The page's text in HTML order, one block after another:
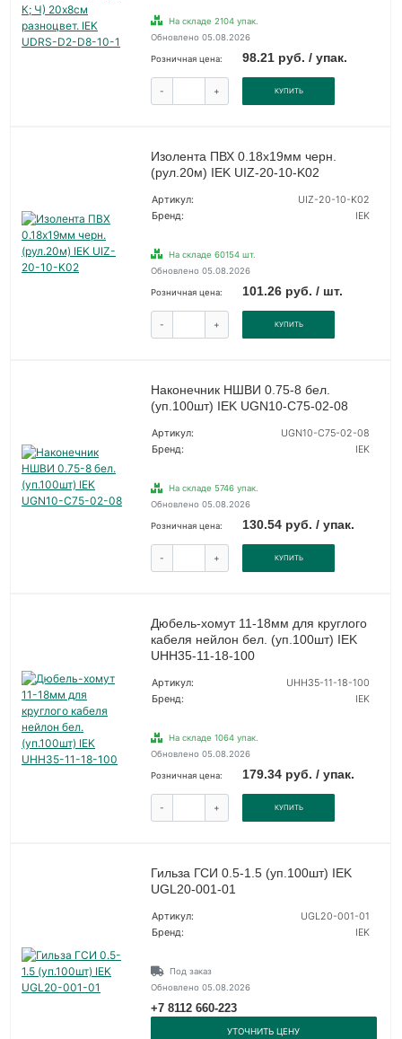
На складе 2104 упак.
Обновлено 05.08.2026
Розничная цена: 98.21 руб. / упак.
- + КУПИТЬ
Изолента ПВХ 0.18х19мм черн.
(рул.20м) IEK UIZ-20-10-K02
Артикул:
UIZ-20-10-K02
Бренд:
IEK
На складе 60154 шт.
Обновлено 05.08.2026
Розничная цена: 101.26 руб. / шт.
- + КУПИТЬ
Наконечник НШВИ 0.75-8 бел.
(уп.100шт) IEK UGN10-C75-02-08
Артикул:
UGN10-C75-02-08
Бренд:
IEK
На складе 5746 упак.
Обновлено 05.08.2026
Розничная цена: 130.54 руб. / упак.
- + КУПИТЬ
Дюбель-хомут 11-18мм для круглого
кабеля нейлон бел. (уп.100шт) IEK
UHH35-11-18-100
Артикул:
UHH35-11-18-100
Бренд:
IEK
На складе 1064 упак.
Обновлено 05.08.2026
Розничная цена: 179.34 руб. / упак.
- + КУПИТЬ
Гильза ГСИ 0.5-1.5 (уп.100шт) IEK
UGL20-001-01
Артикул:
UGL20-001-01
Бренд:
IEK
Под заказ
Обновлено 05.08.2026
+7 8112 660-223
УТОЧНИТЬ ЦЕНУ